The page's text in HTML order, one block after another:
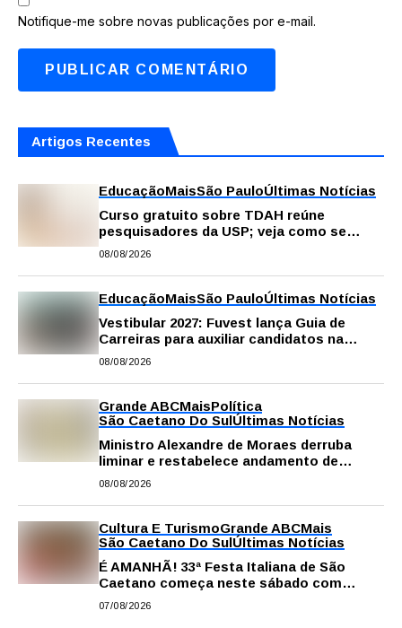
Notifique-me sobre novas publicações por e-mail.
Artigos Recentes
EducaçãoMaisSão PauloÚltimas Notícias
Curso gratuito sobre TDAH reúne
pesquisadores da USP; veja como se
inscrever
08/08/2026
EducaçãoMaisSão PauloÚltimas Notícias
Vestibular 2027: Fuvest lança Guia de
Carreiras para auxiliar candidatos na
escolha da profissão
08/08/2026
Grande ABCMaisPolítica
São Caetano Do SulÚltimas Notícias
Ministro Alexandre de Moraes derruba
liminar e restabelece andamento de
comissão processante contra vereador
08/08/2026
Cultura E TurismoGrande ABCMais
São Caetano Do SulÚltimas Notícias
É AMANHÃ! 33ª Festa Italiana de São
Caetano começa neste sábado com
gastronomia, música e solidariedade
07/08/2026